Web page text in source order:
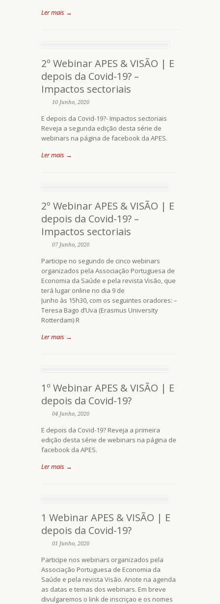
Ler mais →
2º Webinar APES & VISÃO | E
depois da Covid-19? –
Impactos sectoriais
10 Junho, 2020
E depois da Covid-19?- Impactos sectoriais
Reveja a segunda edição desta série de
webinars na página de facebook da APES.
Ler mais →
2º Webinar APES & VISÃO | E
depois da Covid-19? –
Impactos sectoriais
07 Junho, 2020
Participe no segundo de cinco webinars
organizados pela Associação Portuguesa de
Economia da Saúde e pela revista Visão, que
terá lugar online no dia 9 de
Junho às 15h30, com os seguintes oradores: –
Teresa Bago d’Uva (Erasmus University
Rotterdam) R
Ler mais →
1º Webinar APES & VISÃO | E
depois da Covid-19?
04 Junho, 2020
E depois da Covid-19? Reveja a primeira
edição desta série de webinars na página de
facebook da APES.
Ler mais →
1 Webinar APES & VISÃO | E
depois da Covid-19?
01 Junho, 2020
Participe nos webinars organizados pela
Associação Portuguesa de Economia da
Saúde e pela revista Visão. Anote na agenda
as datas e temas dos webinars. Em breve
divulgaremos o link de inscriçao e os nomes